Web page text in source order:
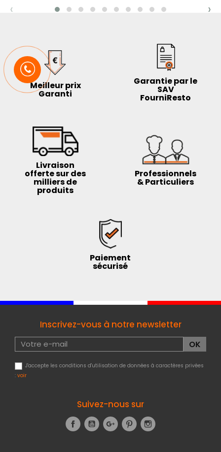
‹ ›
Meilleur prix
Garanti
Garantie par le
SAV
FourniResto
Livraison
offerte sur des
milliers de
produits
Professionnels
& Particuliers
Paiement
sécurisé
Inscrivez-vous à notre newsletter
J'accepte les conditions d'utilisation de données à caractères privées
: voir
Suivez-nous sur
FacebookYouTubeGoogle+Pinterest